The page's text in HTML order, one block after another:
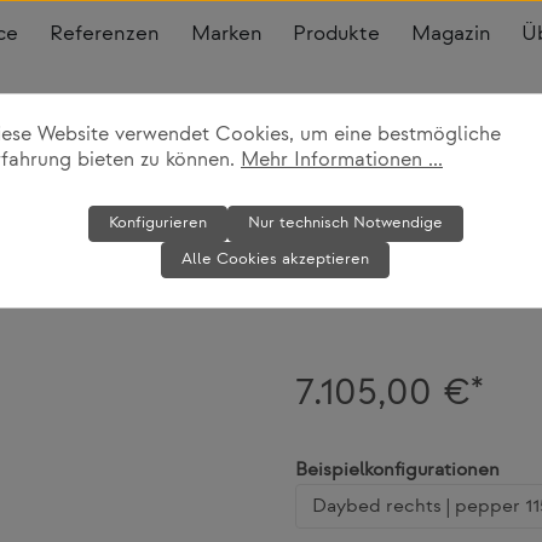
Referenzen Marken Produkte Magazin
Sofasystem
7.105,00 €*
Beispielkonfigurationen
Website verwendet Cookies, um eine bestmögliche
bieten zu können. Mehr Informationen ...
Nur technisch Notwendige
Konfigurieren
Alle Cookies akzeptieren